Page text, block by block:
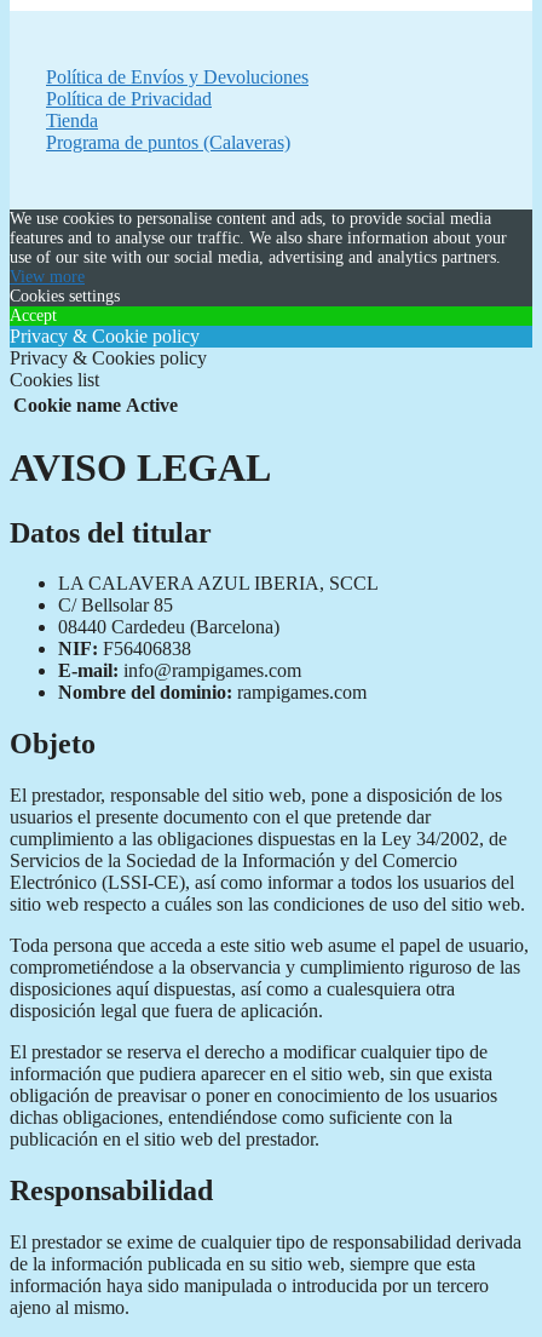
Política de Envíos y Devoluciones
Política de Privacidad
Tienda
Programa de puntos (Calaveras)
We use cookies to personalise content and ads, to provide social media
features and to analyse our traffic. We also share information about your
use of our site with our social media, advertising and analytics partners.
View more
Cookies settings
Accept
Privacy & Cookie policy
Privacy & Cookies policy
Cookies list
Cookie name Active
AVISO LEGAL
Datos del titular
LA CALAVERA AZUL IBERIA, SCCL
C/ Bellsolar 85
08440 Cardedeu (Barcelona)
NIF: F56406838
E-mail: info@rampigames.com
Nombre del dominio: rampigames.com
Objeto
El prestador, responsable del sitio web, pone a disposición de los
usuarios el presente documento con el que pretende dar
cumplimiento a las obligaciones dispuestas en la Ley 34/2002, de
Servicios de la Sociedad de la Información y del Comercio
Electrónico (LSSI-CE), así como informar a todos los usuarios del
sitio web respecto a cuáles son las condiciones de uso del sitio web.
Toda persona que acceda a este sitio web asume el papel de usuario,
comprometiéndose a la observancia y cumplimiento riguroso de las
disposiciones aquí dispuestas, así como a cualesquiera otra
disposición legal que fuera de aplicación.
El prestador se reserva el derecho a modificar cualquier tipo de
información que pudiera aparecer en el sitio web, sin que exista
obligación de preavisar o poner en conocimiento de los usuarios
dichas obligaciones, entendiéndose como suficiente con la
publicación en el sitio web del prestador.
Responsabilidad
El prestador se exime de cualquier tipo de responsabilidad derivada
de la información publicada en su sitio web, siempre que esta
información haya sido manipulada o introducida por un tercero
ajeno al mismo.